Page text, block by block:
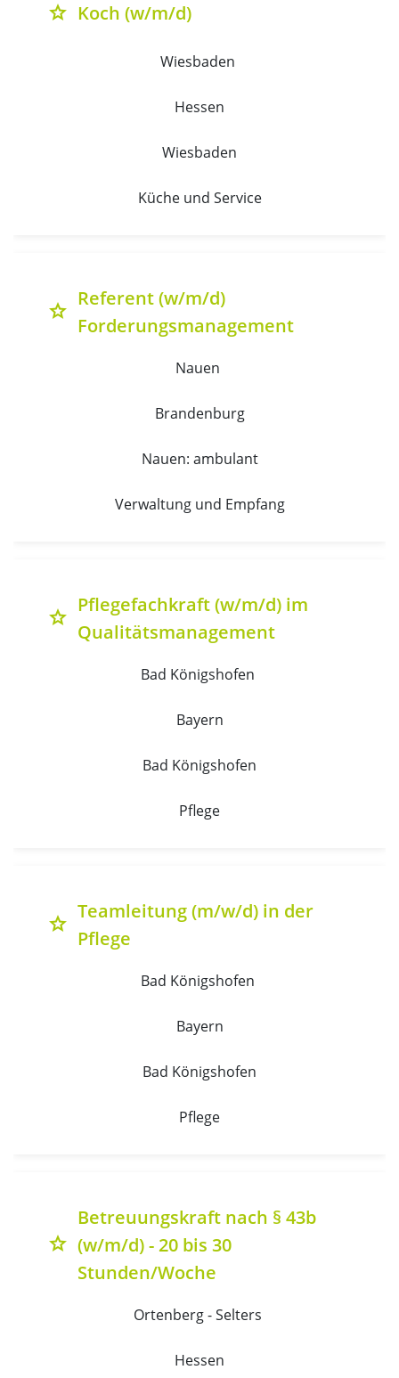
grade Koch (w/m/d)
Wiesbaden
Hessen
Wiesbaden
Küche und Service
grade
Referent (w/m/d)
Forderungsmanagement
Nauen
Brandenburg
Nauen: ambulant
Verwaltung und Empfang
grade
Pflegefachkraft (w/m/d) im
Qualitätsmanagement
Bad Königshofen
Bayern
Bad Königshofen
Pflege
grade
Teamleitung (m/w/d) in der
Pflege
Bad Königshofen
Bayern
Bad Königshofen
Pflege
grade
Betreuungskraft nach § 43b
(w/m/d) - 20 bis 30
Stunden/Woche
Ortenberg - Selters
Hessen